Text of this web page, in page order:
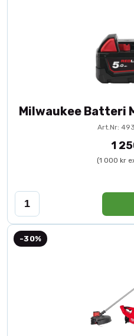
Milwaukee Batteri
Art.Nr:
1
(1 000 kr
-30%